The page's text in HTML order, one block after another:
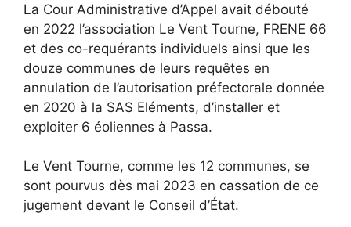
La Cour Administrative d’Appel avait débouté
en 2022 l’association Le Vent Tourne, FRENE 66
et des co-requérants individuels ainsi que les
douze communes de leurs requêtes en
annulation de l’autorisation préfectorale donnée
en 2020 à la SAS Eléments, d’installer et
exploiter 6 éoliennes à Passa.
Le Vent Tourne, comme les 12 communes, se
sont pourvus dès mai 2023 en cassation de ce
jugement devant le Conseil d’État.